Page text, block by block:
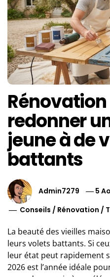
redonner
jeune à de
battants
Admin7279
5
Conseils / Rénovation /
La beauté des vieilles
leurs volets battants. Si
leur état peut rapidement
2026 est l’année idéale